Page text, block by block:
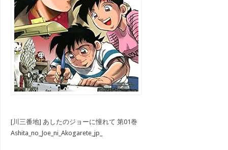
[川三番地] あしたのジョーに憧れて 第01巻
Ashita_no_Joe_ni_Akogarete_jp_